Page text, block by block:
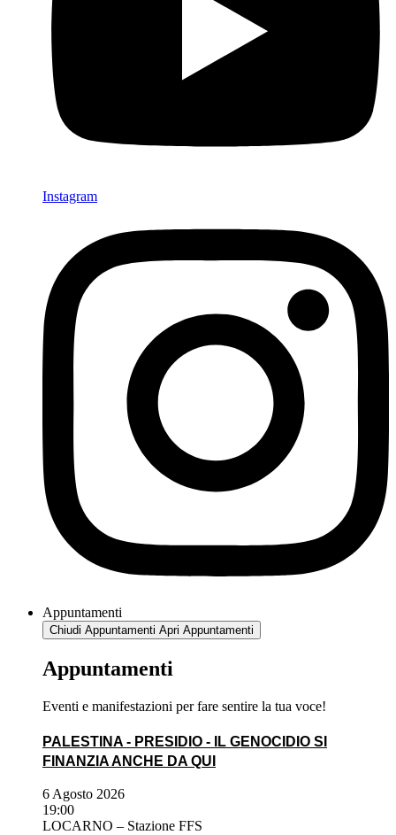
Instagram
Appuntamenti
Chiudi Appuntamenti Apri Appuntamenti
Appuntamenti
Eventi e manifestazioni per fare sentire la tua voce!
PALESTINA - PRESIDIO - IL GENOCIDIO SI
FINANZIA ANCHE DA QUI
6 Agosto 2026
19:00
LOCARNO – Stazione FFS